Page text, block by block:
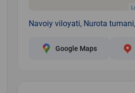
Navoiy viloyati, Nurota
Google Maps